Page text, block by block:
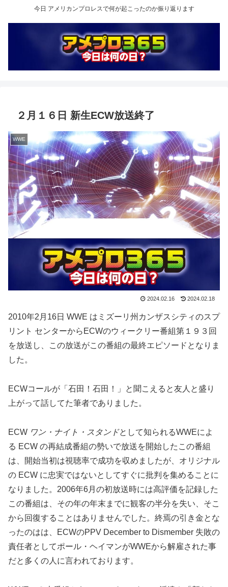
今日 アメリカンプロレスで何が起こったのか振り返ります
２月１６日 新生ECW放送終了
WWE
2024.02.16 2024.02.18
2010年2月16日 WWE はミズーリ州カンザスシティのスプ
リント センターからECWのウィークリー番組第１９３回
を放送し、この放送がこの番組の最終エピソードとなりま
した。
ECWコールが「石田！石田！」と聞こえると友人と盛り
上がって話してた筆者でありました。
ECW ワン・ナイト・スタンドとして知られるWWEによ
る ECW の再結成番組の勢いで放送を開始したこの番組
は、開始当初は視聴率で成功を収めましたが、オリジナル
の ECW に忠実ではないとしてすぐに批判を集めることに
なりました。2006年6月の初放送時には高評価を記録した
この番組は、その年の年末までに観客の半分を失い、そこ
から回復することはありませんでした。終焉の引き金とな
ったのはは、ECWのPPV December to Dismember 失敗の
責任者としてポール・ヘイマンがWWEから解雇された事
だと多くの人に言われております。